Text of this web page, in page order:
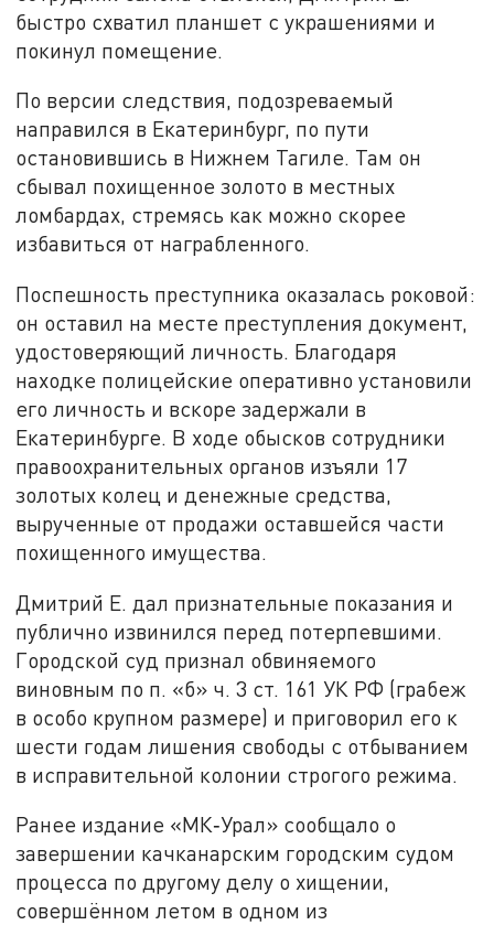
быстро схватил планшет с украшениями и
покинул помещение.
По версии следствия, подозреваемый
направился в Екатеринбург, по пути
остановившись в Нижнем Тагиле. Там он
сбывал похищенное золото в местных
ломбардах, стремясь как можно скорее
избавиться от награбленного.
Поспешность преступника оказалась роковой:
он оставил на месте преступления документ,
удостоверяющий личность. Благодаря
находке полицейские оперативно установили
его личность и вскоре задержали в
Екатеринбурге. В ходе обысков сотрудники
правоохранительных органов изъяли 17
золотых колец и денежные средства,
вырученные от продажи оставшейся части
похищенного имущества.
Дмитрий Е. дал признательные показания и
публично извинился перед потерпевшими.
Городской суд признал обвиняемого
виновным по п. «б» ч. 3 ст. 161 УК РФ (грабеж
в особо крупном размере) и приговорил его к
шести годам лишения свободы с отбыванием
в исправительной колонии строгого режима.
Ранее издание «МК‑Урал» сообщало о
завершении качканарским городским судом
процесса по другому делу о хищении,
совершённом летом в одном из